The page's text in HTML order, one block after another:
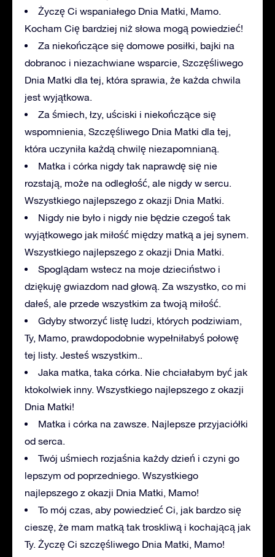
Życzę Ci wspaniałego Dnia Matki, Mamo.
Kocham Cię bardziej niż słowa mogą powiedzieć!
Za niekończące się domowe posiłki, bajki na
dobranoc i niezachwiane wsparcie, Szczęśliwego
Dnia Matki dla tej, która sprawia, że każda chwila
jest wyjątkowa.
Za śmiech, łzy, uściski i niekończące się
wspomnienia, Szczęśliwego Dnia Matki dla tej,
która uczyniła każdą chwilę niezapomnianą.
Matka i córka nigdy tak naprawdę się nie
rozstają, może na odległość, ale nigdy w sercu.
Wszystkiego najlepszego z okazji Dnia Matki.
Nigdy nie było i nigdy nie będzie czegoś tak
wyjątkowego jak miłość między matką a jej synem.
Wszystkiego najlepszego z okazji Dnia Matki.
Spoglądam wstecz na moje dzieciństwo i
dziękuję gwiazdom nad głową. Za wszystko, co mi
dałeś, ale przede wszystkim za twoją miłość.
Gdyby stworzyć listę ludzi, których podziwiam,
Ty, Mamo, prawdopodobnie wypełniłabyś połowę
tej listy. Jesteś wszystkim..
Jaka matka, taka córka. Nie chciałabym być jak
ktokolwiek inny. Wszystkiego najlepszego z okazji
Dnia Matki!
Matka i córka na zawsze. Najlepsze przyjaciółki
od serca.
Twój uśmiech rozjaśnia każdy dzień i czyni go
lepszym od poprzedniego. Wszystkiego
najlepszego z okazji Dnia Matki, Mamo!
To mój czas, aby powiedzieć Ci, jak bardzo się
cieszę, że mam matką tak troskliwą i kochającą jak
Ty. Życzę Ci szczęśliwego Dnia Matki, Mamo!